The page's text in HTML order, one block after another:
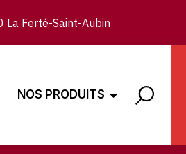
La Ferté-Saint-Aubin
NOS PRODUITS